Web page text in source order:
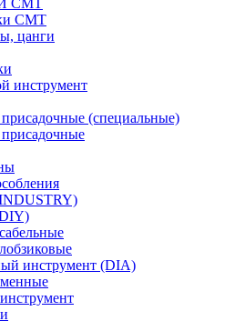
СМТ
CMT
цанги
инструмент
(специальные)
инструмент (DIA)